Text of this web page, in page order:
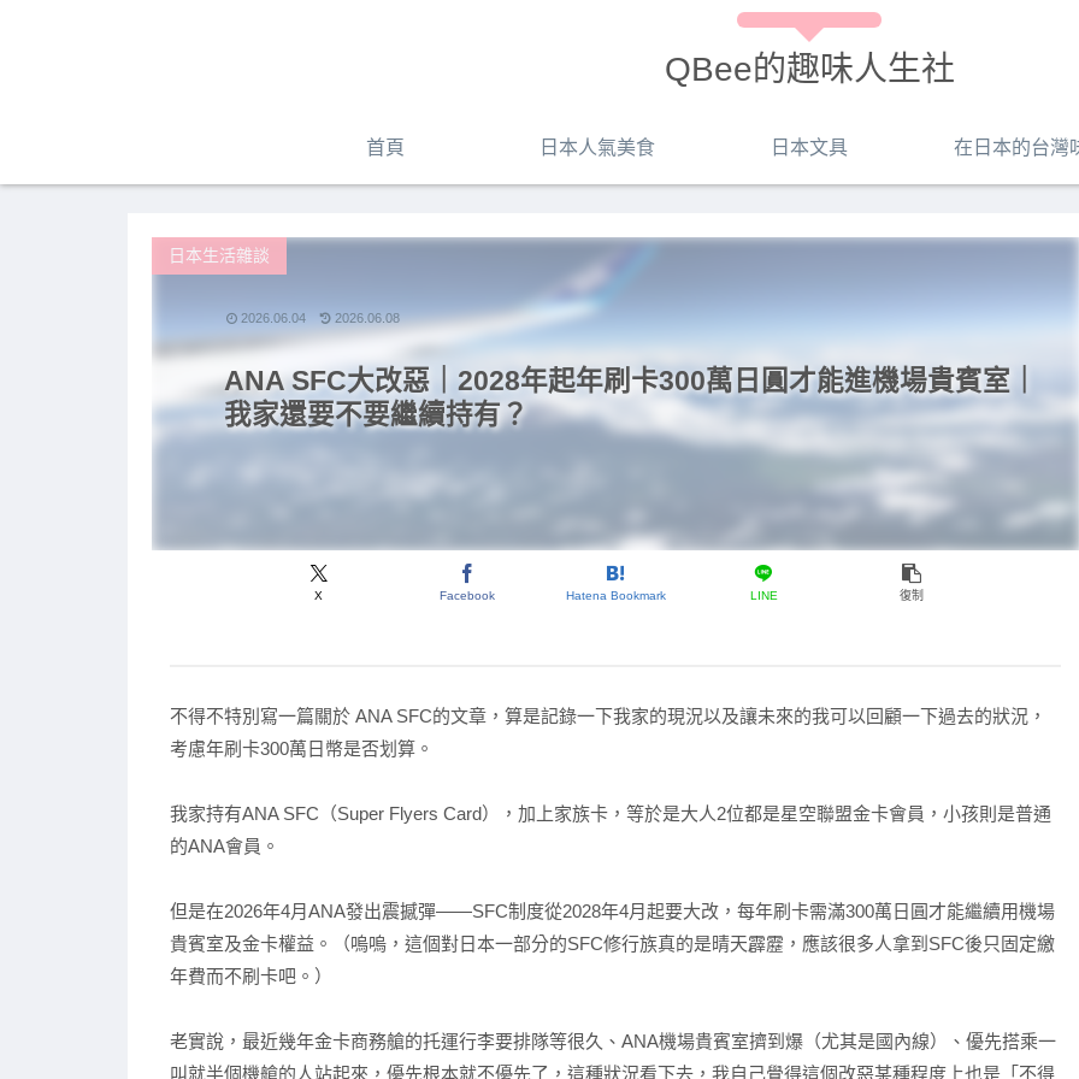
QBee的趣味人生社
首頁 日本人氣美食 日本文具 在日本的台灣
ANA SFC大改惡｜2028年起年刷卡300萬日圓才能進機場貴賓室｜
我家還要不要繼續持有？
日本生活雜談
X Facebook Hatena Bookmark LINE 復制
2026.06.04 2026.06.08
不得不特別寫一篇關於 ANA SFC的文章，算是記錄一下我家的現況以及讓未來的我可以回顧一下過去的狀況，
考慮年刷卡300萬日幣是否划算。
我家持有ANA SFC（Super Flyers Card），加上家族卡，等於是大人2位都是星空聯盟金卡會員，小孩則是普通
的ANA會員。
但是在2026年4月ANA發出震撼彈——SFC制度從2028年4月起要大改，每年刷卡需滿300萬日圓才能繼續用機場
貴賓室及金卡權益。（嗚嗚，這個對日本一部分的SFC修行族真的是晴天霹靂，應該很多人拿到SFC後只固定繳
年費而不刷卡吧。）
老實說，最近幾年金卡商務艙的托運行李要排隊等很久、ANA機場貴賓室擠到爆（尤其是國內線）、優先搭乘一
叫就半個機艙的人站起來，優先根本就不優先了，這種狀況看下去，我自己覺得這個改惡某種程度上也是「不得